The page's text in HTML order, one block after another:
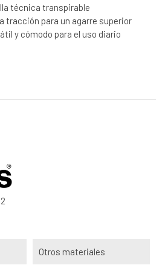
técnica transpirable
tracción para un agarre superior
y cómodo para el uso diario
Otros materiales